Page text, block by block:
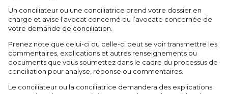
Un conciliateur ou une conciliatrice prend votre dossier en
charge et avise l’avocat concerné ou l’avocate concernée de
votre demande de conciliation.
Prenez note que celui-ci ou celle-ci peut se voir transmettre les
commentaires, explications et autres renseignements ou
documents que vous soumettez dans le cadre du processus de
conciliation pour analyse, réponse ou commentaires.
Le conciliateur ou la conciliatrice demandera des explications